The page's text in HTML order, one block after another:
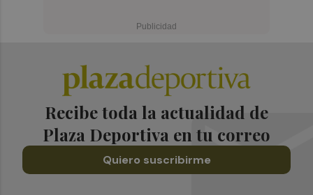
Recibe toda la actualidad de
Plaza Deportiva en tu correo
Quiero suscribirme